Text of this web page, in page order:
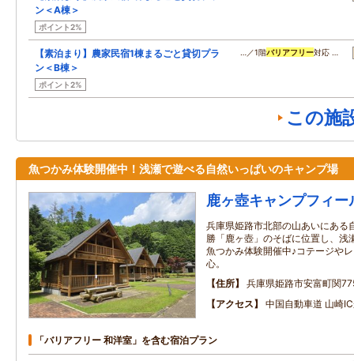
ン＜A棟＞
ポイント2%
【素泊まり】農家民宿1棟まるごと貸切プラ
ン＜B棟＞
ポイント2%
…／1階バリアフリー対応 …
この施
魚つかみ体験開催中！浅瀬で遊べる自然いっぱいのキャンプ場
鹿ヶ壺キャンプフィー
兵庫県姫路市北部の山あいにある
勝「鹿ヶ壺」のそばに位置し、浅
魚つかみ体験開催中♪コテージや
心。
住所
兵庫県姫路市安富町関
アクセス
中国自動車道 山崎
「バリアフリー 和洋室」を含む宿泊プラン